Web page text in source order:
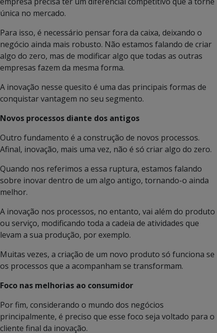
única no mercado.
Para isso, é necessário pensar fora da caixa, deixando o
negócio ainda mais robusto. Não estamos falando de criar
algo do zero, mas de modificar algo que todas as outras
empresas fazem da mesma forma.
A inovação nesse quesito é uma das principais formas de
conquistar vantagem no seu segmento.
Novos processos diante dos antigos
Outro fundamento é a construção de novos processos.
Afinal, inovação, mais uma vez, não é só criar algo do zero.
Quando nos referimos a essa ruptura, estamos falando
sobre inovar dentro de um algo antigo, tornando-o ainda
melhor.
A inovação nos processos, no entanto, vai além do produto
ou serviço, modificando toda a cadeia de atividades que
levam a sua produção, por exemplo.
Muitas vezes, a criação de um novo produto só funciona se
os processos que a acompanham se transformam.
Foco nas melhorias ao consumidor
Por fim, considerando o mundo dos negócios
principalmente, é preciso que esse foco seja voltado para o
cliente final da inovação.